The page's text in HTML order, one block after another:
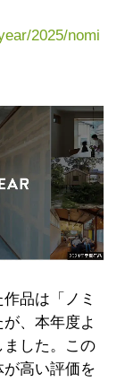
2025/nomi
品は「ノミ
、本年度よ
ました。この
高い評価を